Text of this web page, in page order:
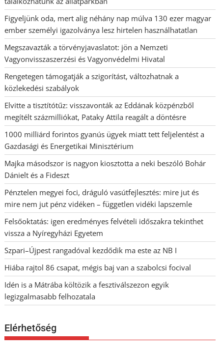
Figyeljünk oda, mert alig néhány nap múlva 130 ezer magyar
ember személyi igazolványa lesz hirtelen használhatatlan
Megszavazták a törvényjavaslatot: jön a Nemzeti
Vagyonvisszaszerzési és Vagyonvédelmi Hivatal
Rengetegen támogatják a szigorítást, változhatnak a
közlekedési szabályok
Elvitte a tisztítótűz: visszavonták az Eddának közpénzből
megítélt százmilliókat, Pataky Attila reagált a döntésre
1000 milliárd forintos gyanús ügyek miatt tett feljelentést a
Gazdasági és Energetikai Minisztérium
Majka másodszor is nagyon kiosztotta a neki beszóló Bohár
Dánielt és a Fideszt
Pénztelen megyei foci, dráguló vasútfejlesztés: mire jut és
mire nem jut pénz vidéken – független vidéki lapszemle
Felsőoktatás: igen eredményes felvételi időszakra tekinthet
vissza a Nyíregyházi Egyetem
Szpari–Újpest rangadóval kezdődik ma este az NB I
Hiába rajtol 86 csapat, mégis baj van a szabolcsi focival
Idén is a Mátrába költözik a fesztiválszezon egyik
legizgalmasabb felhozatala
Elérhetőség